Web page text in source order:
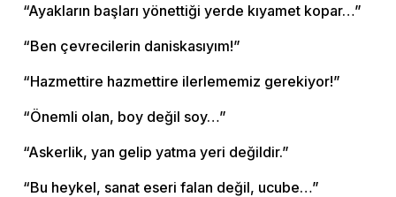
“Ayakların başları yönettiği yerde kıyamet kopar…”
“Ben çevrecilerin daniskasıyım!”
“Hazmettire hazmettire ilerlememiz gerekiyor!”
“Önemli olan, boy değil soy…”
“Askerlik, yan gelip yatma yeri değildir.”
“Bu heykel, sanat eseri falan değil, ucube…”